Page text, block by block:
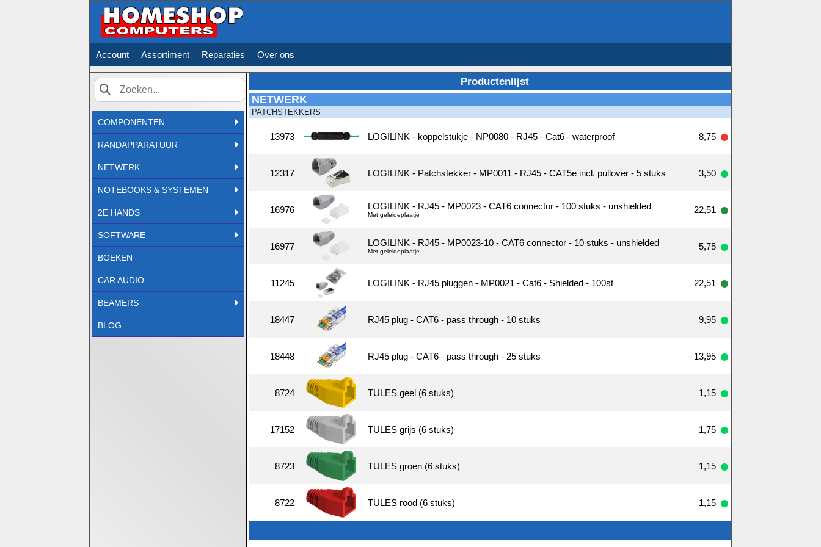
Account Assortiment Reparaties Over ons
Zoek
COMPONENTEN
RANDAPPARATUUR
NETWERK
NOTEBOOKS & SYSTEMEN
2E HANDS
SOFTWARE
BOEKEN
CAR AUDIO
BEAMERS
BLOG
Productenlijst
NETWERK
PATCHSTEKKERS
13973 LOGILINK - koppelstukje - NP0080 - RJ45 - Cat6 - waterproof 8,75
12317 LOGILINK - Patchstekker - MP0011 - RJ45 - CAT5e incl. pullover - 5 stuks 3,50
16976 LOGILINK - RJ45 - MP0023 - CAT6 connector - 100 stuks - unshielded
Met geleideplaatje 22,51
16977 LOGILINK - RJ45 - MP0023-10 - CAT6 connector - 10 stuks - unshielded
Met geleideplaatje 5,75
11245 LOGILINK - RJ45 pluggen - MP0021 - Cat6 - Shielded - 100st 22,51
18447 RJ45 plug - CAT6 - pass through - 10 stuks 9,95
18448 RJ45 plug - CAT6 - pass through - 25 stuks 13,95
8724 TULES geel (6 stuks) 1,15
17152 TULES grijs (6 stuks) 1,75
8723 TULES groen (6 stuks) 1,15
8722 TULES rood (6 stuks) 1,15